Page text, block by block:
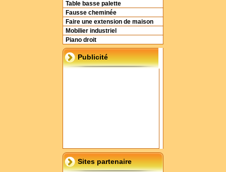
Table basse palette
Fausse cheminée
Faire une extension de maison
Mobilier industriel
Piano droit
Publicité
Sites partenaire